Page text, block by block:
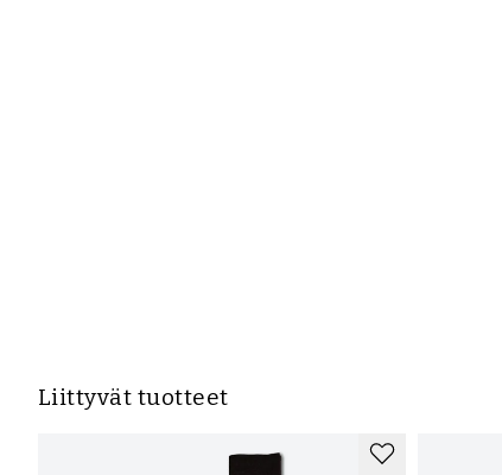
Liittyvät tuotteet